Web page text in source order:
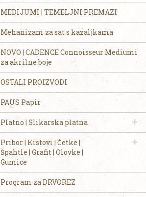
MEDIJUMI | TEMELJNI PREMAZI
Mehanizam za sat s kazaljkama
NOVO | CADENCE Connoisseur Mediumi
za akrilne boje
OSTALI PROIZVODI
PAUS Papir
Platno | Slikarska platna
Pribor | Kistovi | Četke |
Špahtle | Grafit | Olovke |
Gumice
Program za DRVOREZ